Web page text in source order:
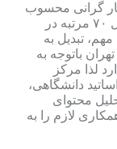
گرانی محسوب
می شود ولیکن به جهت اهمیت موضوع در سال ۷۰ مرتبه در
تبدیل به
باتوجه به
لذا مرکز
دانشگاهی،
محتوای
لازم را به